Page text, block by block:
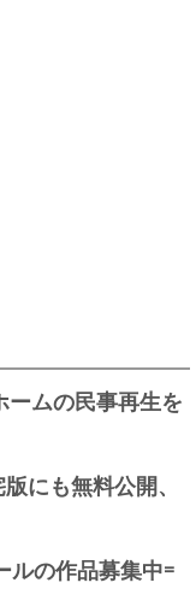
ムの民事再生を
にも無料公開、
ルの作品募集中=